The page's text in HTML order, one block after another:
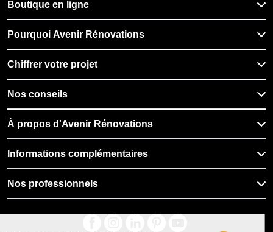
Boutique en ligne
Pourquoi Avenir Rénovations
Chiffrer votre projet
Nos conseils
À propos d'Avenir Rénovations
Informations complémentaires
Nos professionnels